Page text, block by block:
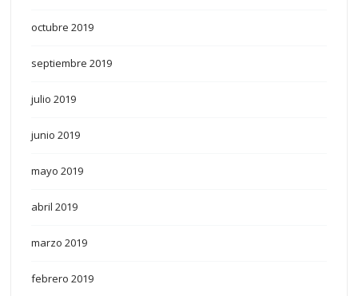
octubre 2019
septiembre 2019
julio 2019
junio 2019
mayo 2019
abril 2019
marzo 2019
febrero 2019